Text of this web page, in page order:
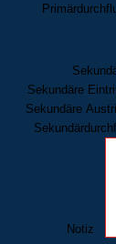
Sekundäre
Sekundäre
Notiz